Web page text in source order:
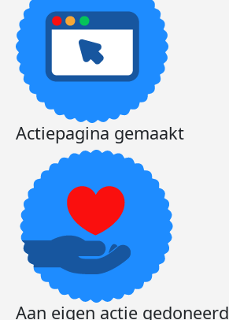
Actiepagina gemaakt
Aan eigen actie gedoneerd